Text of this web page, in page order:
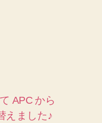
APC から
えました♪